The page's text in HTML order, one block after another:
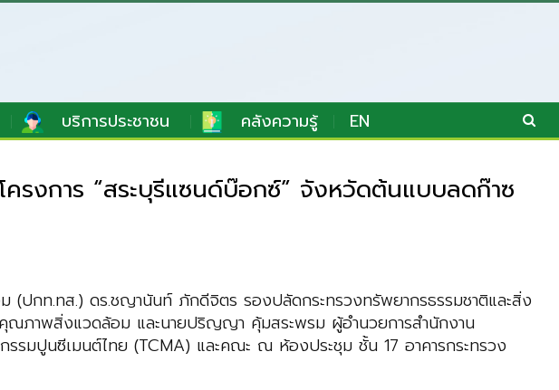
บริการประชาชน คลังความรู้ EN
รงการ “สระบุรีแซนด์บ๊อกซ์” จังหวัดต้นแบบลดก๊าซ
กท.ทส.) ดร.ชญานันท์ ภักดีจิตร รองปลัดกระทรวงทรัพยากรธรรมชาติและสิ่ง
ภาพสิ่งแวดล้อม และนายปริญญา คุ้มสระพรม ผู้อำนวยการสำนักงาน
รมปูนซีเมนต์ไทย (TCMA) และคณะ ณ ห้องประชุม ชั้น 17 อาคารกระทรวง